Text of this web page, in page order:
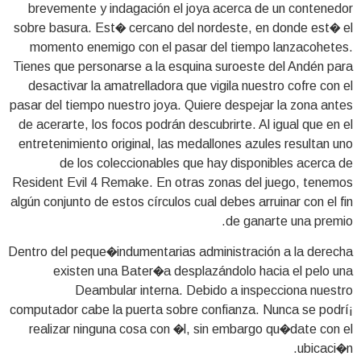
brevemente y indagación el joya acerca de un contenedor
sobre basura. Est� cercano del nordeste, en donde est� el
momento enemigo con el pasar del tiempo lanzacohetes.
Tienes que personarse a la esquina suroeste del Andén para
desactivar la amatrelladora que vigila nuestro cofre con el
pasar del tiempo nuestro joya. Quiere despejar la zona antes
de acerarte, los focos podrán descubrirte. Al igual que en el
entretenimiento original, las medallones azules resultan uno
de los coleccionables que hay disponibles acerca de
Resident Evil 4 Remake. En otras zonas del juego, tenemos
algún conjunto de estos círculos cual debes arruinar con el fin
de ganarte una premio.
Dentro del peque�indumentarias administración a la derecha
existen una Bater�a desplazándolo hacia el pelo una
Deambular interna. Debido a inspecciona nuestro
computador cabe la puerta sobre confianza. Nunca se podrí¡
realizar ninguna cosa con �l, sin embargo qu�date con el
ubicaci�n.